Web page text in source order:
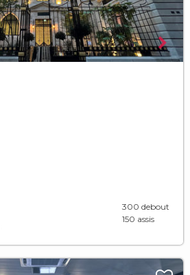
300 debout
150 assis